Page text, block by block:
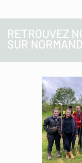
RETROUVEZ
SUR